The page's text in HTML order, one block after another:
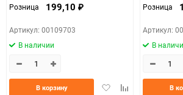
Розница 199,10 ₽
Артикул: 00109703
В наличии
ДобавитьДобавить
В корзину
Розница
Артикул:
В
В